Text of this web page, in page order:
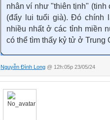
nhân ví như "thiên tịnh"
(đẩy lui tuổi già). Đó chính
nhiều nhất ở các tỉnh miền
có thể tìm thấy kỷ tử ở Trung
Nguyễn Đình Long @ 12h:05p 23/05/24